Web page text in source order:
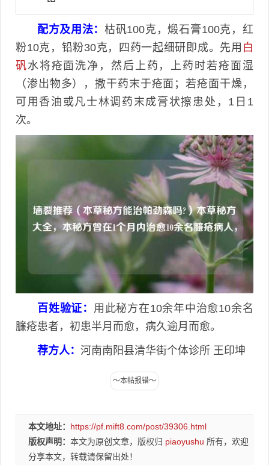
配方及用法：枯矾100克，煅石膏100克，红
粉10克，铅粉30克，四药一起细研即成。先用 白
矾水将疮面洗净，然后上药，上药时若疮面湿
（渗出物多），撒干药末于疮面；若疮面干燥，
可用香油或凡士林调药末成膏状擦患处，1日1
次。
百姓验证： 用此秘方在10余年中治愈10余名
臁疮患者，初患半月而愈，病久逾月而愈。
荐方人： 河南南阳县清华街个体诊所 王印坤
本文地址： https://pf.mift8.com/post/39306.html
版权声明： 本文为原创文章，版权归 piaoyushu 所有，欢迎
分享本文，转载请保留出处！